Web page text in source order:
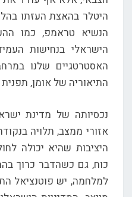
היטלר בהאצת העזתו
הנשיא טראמפ, כמו
הישראלי בנחישות
האסטרטגיים שלנו
התיאוריה של אומן, תפנית
נכסיותה של מדינת
אזורי ממצב, תלויה
היציבות שהיא יכולה
כוח, גם כשהדבר כרוך
למלחמה, יש פוטנציאל